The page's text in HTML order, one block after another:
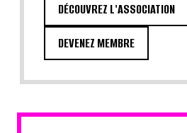
DÉCOUVREZ L'ASSOCIATION
DEVENEZ MEMBRE